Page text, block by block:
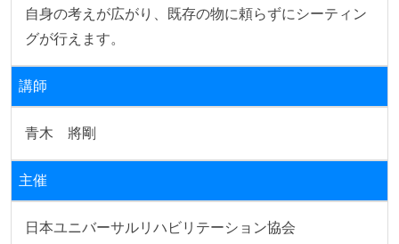
自身の考えが広がり、既存の物に頼らずにシーティン
グが行えます。
講師
青木　將剛
主催
日本ユニバーサルリハビリテーション協会